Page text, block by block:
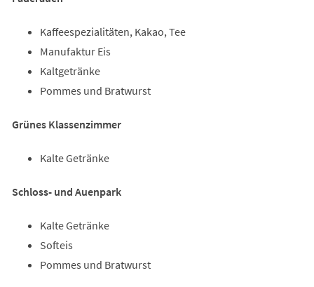
Kaffeespezialitäten, Kakao, Tee
Manufaktur Eis
Kaltgetränke
Pommes und Bratwurst
Grünes Klassenzimmer
Kalte Getränke
Schloss- und Auenpark
Kalte Getränke
Softeis
Pommes und Bratwurst